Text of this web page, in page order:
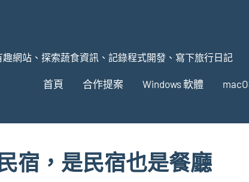
網站、探索蔬食資訊、記錄程式開發、寫下旅行日記
首頁 合作提案 Windows 軟體
宿，是民宿也是餐廳